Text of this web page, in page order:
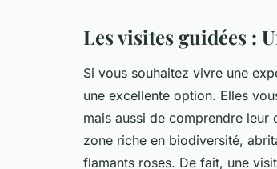
Les visites guidées :
Si vous souhaitez vivre une
une excellente option. Elles
mais aussi de comprendre leur
zone riche en biodiversité,
flamants roses. De fait, une